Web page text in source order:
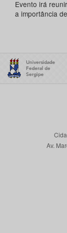
Evento irá
a importância
Av.